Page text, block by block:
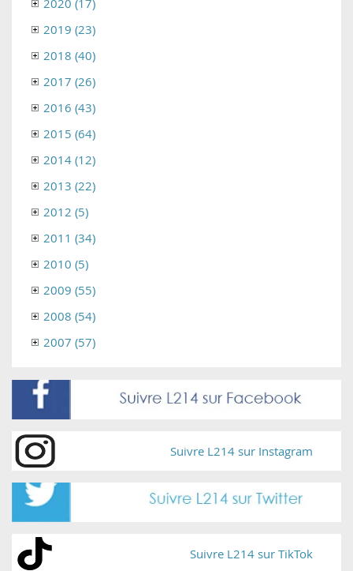
2020 (17)
2019 (23)
2018 (40)
2017 (26)
2016 (43)
2015 (64)
2014 (12)
2013 (22)
2012 (5)
2011 (34)
2010 (5)
2009 (55)
2008 (54)
2007 (57)
Suivre L214 sur Instagram
Suivre L214 sur TikTok